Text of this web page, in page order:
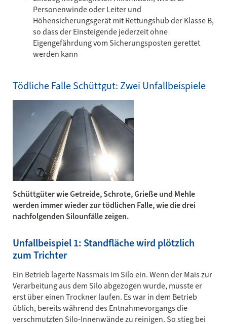
Personenwinde oder Leiter und
Höhensicherungsgerät mit Rettungshub der Klasse B,
so dass der Einsteigende jederzeit ohne
Eigengefährdung vom Sicherungsposten gerettet
werden kann
Tödliche Falle Schüttgut: Zwei Unfallbeispiele
Schüttgüter wie Getreide, Schrote, Grieße und Mehle
werden immer wieder zur tödlichen Falle, wie die drei
nachfolgenden Silounfälle zeigen.
Unfallbeispiel 1: Standfläche wird plötzlich
zum Trichter
Ein Betrieb lagerte Nassmais im Silo ein. Wenn der Mais zur
Verarbeitung aus dem Silo abgezogen wurde, musste er
erst über einen Trockner laufen. Es war in dem Betrieb
üblich, bereits während des Entnahmevorgangs die
verschmutzten Silo-Innenwände zu reinigen. So stieg bei